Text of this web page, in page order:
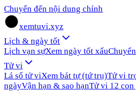
Chuyển đến nội dung chính
xemtuvi.xyz
Lịch & ngày tốt
Lịch vạn sựXem ngày tốt xấu
Tử vi
Lá số tử viXem bát tự (tứ trụ)Tử vi
ngàyVận hạn & sao hạnTử vi 12 con